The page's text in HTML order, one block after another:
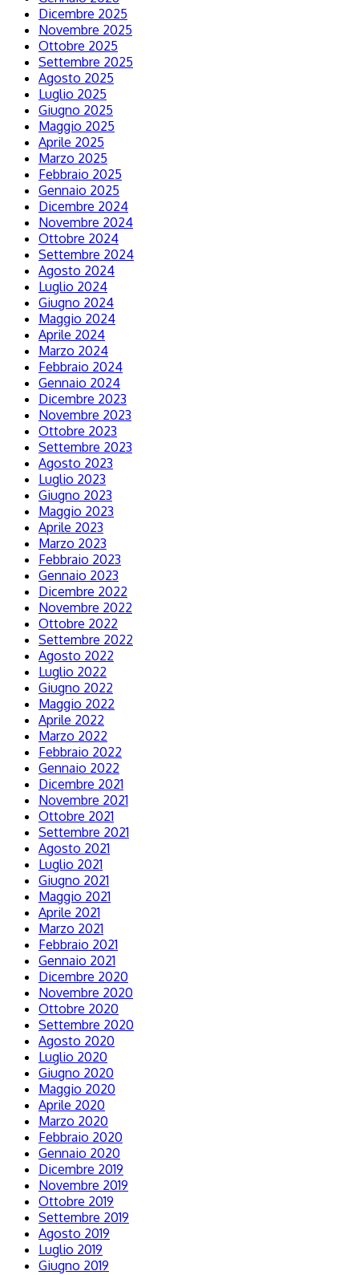
Dicembre 2025
Novembre 2025
Ottobre 2025
Settembre 2025
Agosto 2025
Luglio 2025
Giugno 2025
Maggio 2025
Aprile 2025
Marzo 2025
Febbraio 2025
Gennaio 2025
Dicembre 2024
Novembre 2024
Ottobre 2024
Settembre 2024
Agosto 2024
Luglio 2024
Giugno 2024
Maggio 2024
Aprile 2024
Marzo 2024
Febbraio 2024
Gennaio 2024
Dicembre 2023
Novembre 2023
Ottobre 2023
Settembre 2023
Agosto 2023
Luglio 2023
Giugno 2023
Maggio 2023
Aprile 2023
Marzo 2023
Febbraio 2023
Gennaio 2023
Dicembre 2022
Novembre 2022
Ottobre 2022
Settembre 2022
Agosto 2022
Luglio 2022
Giugno 2022
Maggio 2022
Aprile 2022
Marzo 2022
Febbraio 2022
Gennaio 2022
Dicembre 2021
Novembre 2021
Ottobre 2021
Settembre 2021
Agosto 2021
Luglio 2021
Giugno 2021
Maggio 2021
Aprile 2021
Marzo 2021
Febbraio 2021
Gennaio 2021
Dicembre 2020
Novembre 2020
Ottobre 2020
Settembre 2020
Agosto 2020
Luglio 2020
Giugno 2020
Maggio 2020
Aprile 2020
Marzo 2020
Febbraio 2020
Gennaio 2020
Dicembre 2019
Novembre 2019
Ottobre 2019
Settembre 2019
Agosto 2019
Luglio 2019
Giugno 2019